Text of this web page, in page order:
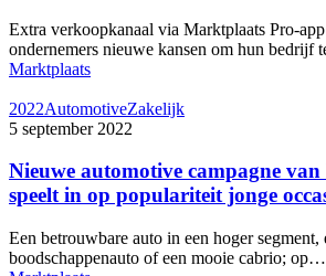
Extra verkoopkanaal via Marktplaats Pro-
ondernemers nieuwe kansen om hun bedrijf
Marktplaats
2022AutomotiveZakelijk
5 september 2022
Nieuwe automotive campagne
speelt in op populariteit jonge
Een betrouwbare auto in een hoger segment,
boodschappenauto of een mooie cabrio; op…